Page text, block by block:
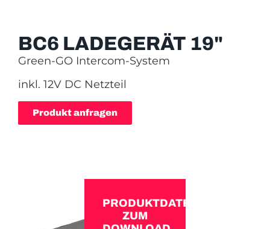
BC6 LADEGERÄT 19"
Green-GO Intercom-System
inkl. 12V DC Netzteil
Produkt anfragen
PRODUKTDATEN
ZUM